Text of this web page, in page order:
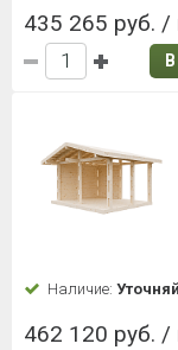
435 265 руб. /
Наличие:
462 120 руб. /